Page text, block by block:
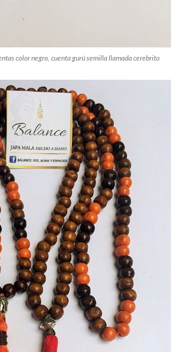
color negro, cuenta gurú semilla llamada cerebrito